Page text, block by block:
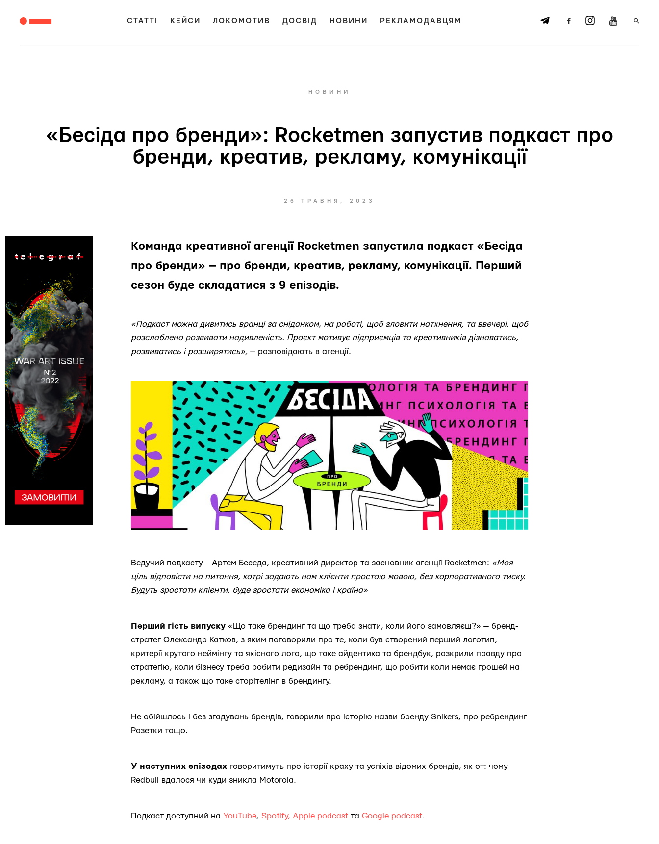
СТАТТІ КЕЙСИ ЛОКОМОТИВ ДОСВІД НОВИНИ РЕКЛАМОДАВЦЯМ
НОВИНИ
«Бесіда про бренди»: Rocketmen запустив подкаст про
бренди, креатив, рекламу, комунікації
26 ТРАВНЯ, 2023
Команда креативної агенції Rocketmen запустила подкаст «Бесіда
про бренди» — про бренди, креатив, рекламу, комунікації. Перший
сезон буде складатися з 9 епізодів.
«Подкаст можна дивитись вранці за сніданком, на роботі, щоб зловити натхнення, та ввечері, щоб
розслаблено розвивати надивленість. Проєкт мотивує підприємців та креативників дізнаватись,
розвиватись і розширятись», — розповідають в агенції.
Ведучий подкасту – Артем Беседа, креативний директор та засновник агенції Rocketmen: «Моя
ціль відповісти на питання, котрі задають нам клієнти простою мовою, без корпоративного тиску.
Будуть зростати клієнти, буде зростати економіка і країна»
Перший гість випуску «Що таке брендинг та що треба знати, коли його замовляєш?» — бренд-
стратег Олександр Катков, з яким поговорили про те, коли був створений перший логотип,
критерії крутого неймінгу та якісного лого, що таке айдентика та брендбук, розкрили правду про
стратегію, коли бізнесу треба робити редизайн та ребрендинг, що робити коли немає грошей на
рекламу, а також що таке сторітелінг в брендингу.
Не обійшлось і без згадувань брендів, говорили про історію назви бренду Snikers, про ребрендинг
Розетки тощо.
У наступних епізодах говоритимуть про історії краху та успіхів відомих брендів, як от: чому
Redbull вдалося чи куди зникла Motorola.
Подкаст доступний на YouTube, Spotify, Apple podcast та Google podcast.